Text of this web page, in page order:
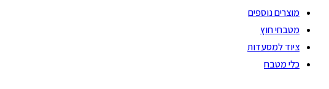
מוצרים נוספים
מטבחי חוץ
ציוד למסעדות
כלי מטבח